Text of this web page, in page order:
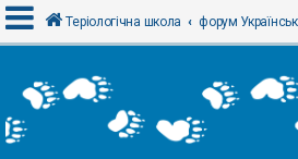
х
і
Теріологічна школа форум